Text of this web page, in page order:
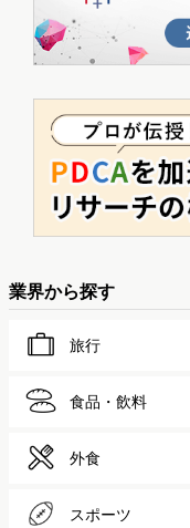
業界から探す
旅行
食品・飲料
外食
スポーツ